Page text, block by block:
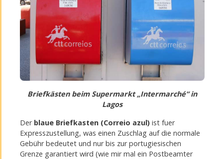
Briefkästen beim Supermarkt „Intermarché“ in
Lagos
Derblaue Briefkasten (Correio azul) ist fuer
Expresszustellung, was einen Zuschlag auf die normale
Gebühr bedeutet und nur bis zur portugiesischen
Grenze garantiert wird (wie mir mal ein Postbeamter